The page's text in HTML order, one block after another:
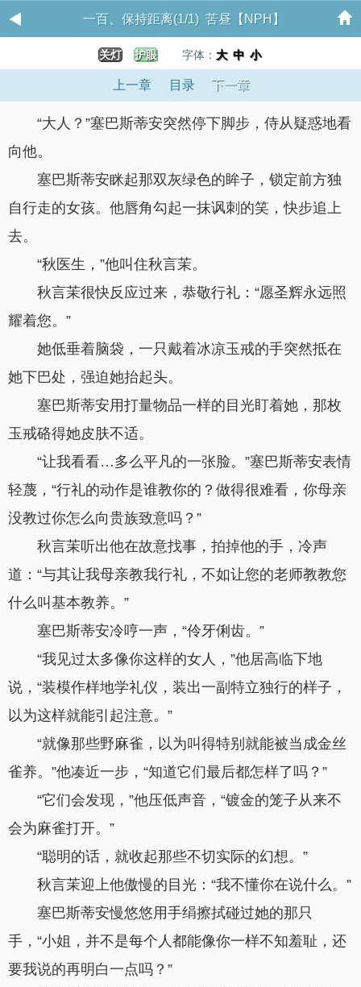
一百、保持距离(1/1) 苦昼【NPH】
关灯 护眼 字体： 大 中 小
上一章 目录 下一章
“大人？”塞巴斯蒂安突然停下脚步，侍从疑惑地看
向他。
塞巴斯蒂安眯起那双灰绿色的眸子，锁定前方独
自行走的女孩。他唇角勾起一抹讽刺的笑，快步追上
去。
“秋医生，”他叫住秋言茉。
秋言茉很快反应过来，恭敬行礼：“愿圣辉永远照
耀着您。”
她低垂着脑袋，一只戴着冰凉玉戒的手突然抵在
她下巴处，强迫她抬起头。
塞巴斯蒂安用打量物品一样的目光盯着她，那枚
玉戒硌得她皮肤不适。
“让我看看…多么平凡的一张脸。”塞巴斯蒂安表情
轻蔑，“行礼的动作是谁教你的？做得很难看，你母亲
没教过你怎么向贵族致意吗？”
秋言茉听出他在故意找事，拍掉他的手，冷声
道：“与其让我母亲教我行礼，不如让您的老师教教您
什么叫基本教养。”
塞巴斯蒂安冷哼一声，“伶牙俐齿。”
“我见过太多像你这样的女人，”他居高临下地
说，“装模作样地学礼仪，装出一副特立独行的样子，
以为这样就能引起注意。”
“就像那些野麻雀，以为叫得特别就能被当成金丝
雀养。”他凑近一步，“知道它们最后都怎样了吗？”
“它们会发现，”他压低声音，“镀金的笼子从来不
会为麻雀打开。”
“聪明的话，就收起那些不切实际的幻想。”
秋言茉迎上他傲慢的目光：“我不懂你在说什么。”
塞巴斯蒂安慢悠悠用手绢擦拭碰过她的那只
手，“小姐，并不是每个人都能像你一样不知羞耻，还
要我说的再明白一点吗？”